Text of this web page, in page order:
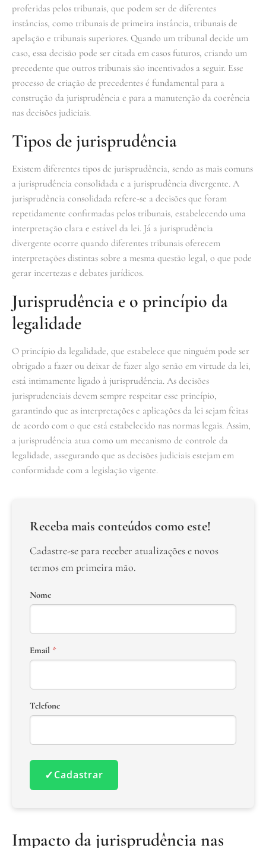
proferidas pelos tribunais, que podem ser de diferentes
instâncias, como tribunais de primeira instância, tribunais de
apelação e tribunais superiores. Quando um tribunal decide um
caso, essa decisão pode ser citada em casos futuros, criando um
precedente que outros tribunais são incentivados a seguir. Esse
processo de criação de precedentes é fundamental para a
construção da jurisprudência e para a manutenção da coerência
nas decisões judiciais.
Tipos de jurisprudência
Existem diferentes tipos de jurisprudência, sendo as mais comuns
a jurisprudência consolidada e a jurisprudência divergente. A
jurisprudência consolidada refere-se a decisões que foram
repetidamente confirmadas pelos tribunais, estabelecendo uma
interpretação clara e estável da lei. Já a jurisprudência
divergente ocorre quando diferentes tribunais oferecem
interpretações distintas sobre a mesma questão legal, o que pode
gerar incertezas e debates jurídicos.
Jurisprudência e o princípio da
legalidade
O princípio da legalidade, que estabelece que ninguém pode ser
obrigado a fazer ou deixar de fazer algo senão em virtude da lei,
está intimamente ligado à jurisprudência. As decisões
jurisprudenciais devem sempre respeitar esse princípio,
garantindo que as interpretações e aplicações da lei sejam feitas
de acordo com o que está estabelecido nas normas legais. Assim,
a jurisprudência atua como um mecanismo de controle da
legalidade, assegurando que as decisões judiciais estejam em
conformidade com a legislação vigente.
Receba mais conteúdos como este!
Cadastre-se para receber atualizações e novos
termos em primeira mão.
Nome
Email *
Telefone
✓Cadastrar
Impacto da jurisprudência nas